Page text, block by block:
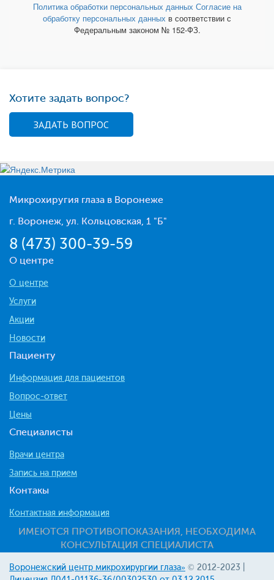
Политика обработки персональных данных Согласие на
обработку персональных данных в соответствии с
Федеральным законом № 152-ФЗ.
Хотите задать вопрос?
ЗАДАТЬ ВОПРОС
Микрохиругия глаза в Воронеже
г. Воронеж, ул. Кольцовская, 1 "Б"
8 (473) 300-39-59
О центре
О центре
Услуги
Акции
Новости
Пациенту
Информация для пациентов
Вопрос-ответ
Цены
Специалисты
Врачи центра
Запись на прием
Контакы
Контактная информация
ИМЕЮТСЯ ПРОТИВОПОКАЗАНИЯ, НЕОБХОДИМА
КОНСУЛЬТАЦИЯ СПЕЦИАЛИСТА
Воронежский центр микрохирургии глаза» © 2012-2023 |